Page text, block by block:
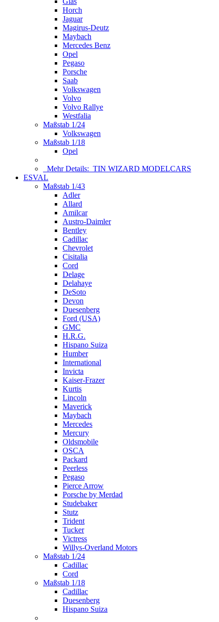
Horch
Jaguar
Magirus-Deutz
Maybach
Mercedes Benz
Opel
Pegaso
Porsche
Saab
Volkswagen
Volvo
Volvo Rallye
Westfalia
Maßstab 1/24
Volkswagen
Maßstab 1/18
Opel
Mehr Details: TIN WIZARD MODELCARS
ESVAL
Maßstab 1/43
Adler
Allard
Amilcar
Austro-Daimler
Bentley
Cadillac
Chevrolet
Cisitalia
Cord
Delage
Delahaye
DeSoto
Devon
Duesenberg
Ford (USA)
GMC
H.R.G.
Hispano Suiza
Humber
International
Invicta
Kaiser-Frazer
Kurtis
Lincoln
Maverick
Maybach
Mercedes
Mercury
Oldsmobile
OSCA
Packard
Peerless
Pegaso
Pierce Arrow
Porsche by Merdad
Studebaker
Stutz
Trident
Tucker
Victress
Willys-Overland Motors
Maßstab 1/24
Cadillac
Cord
Maßstab 1/18
Cadillac
Duesenberg
Hispano Suiza